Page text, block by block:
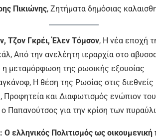
Πικιώνης, Ζητήματα δημόσιας
Τζον Γκρέι, Έλεν Τόμσον, Η νέα εποχή
Από την ανελέητη ιεραρχία στο
η μεταμόρφωση της ρωσικής εξουσίας
Η θέση της Ρωσίας στις διεθνείς
και Διαφωτισμός ενώπιον
Παπανούτσος για την κρίση των
ελληνικός Πολιτισμός ως οικουμενική